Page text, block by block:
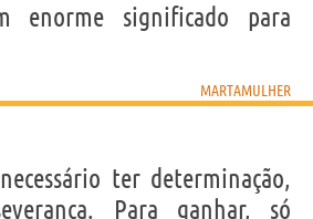
enorme significado para
MARTAMULHER
ter determinação,
Para ganhar, só